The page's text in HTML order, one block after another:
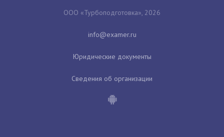
ООО «Турбоподготовка», 2026
Юридические документы
Сведения об организации